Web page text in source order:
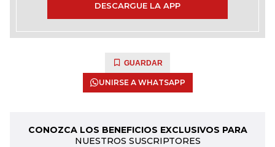
DESCARGUE LA APP
GUARDAR
UNIRSE A WHATSAPP
CONOZCA LOS BENEFICIOS EXCLUSIVOS PARA
NUESTROS SUSCRIPTORES